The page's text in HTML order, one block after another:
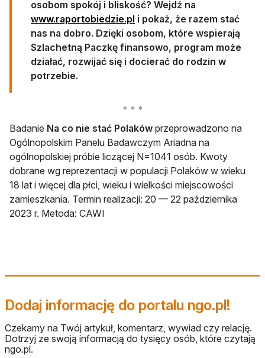
osobom spokój i bliskość? Wejdź na
www.raportobiedzie.pl otwiera się w nowej karcie
i pokaż, że razem stać
nas na dobro. Dzięki osobom, które wspierają
Szlachetną Paczkę finansowo, program może
działać, rozwijać się i docierać do rodzin w
potrzebie.
Badanie Na co nie stać Polaków przeprowadzono na
Ogólnopolskim Panelu Badawczym Ariadna na
ogólnopolskiej próbie liczącej N=1041 osób. Kwoty
dobrane wg reprezentacji w populacji Polaków w wieku
18 lat i więcej dla płci, wieku i wielkości miejscowości
zamieszkania. Termin realizacji: 20 — 22 października
2023 r. Metoda: CAWI
Dodaj informację do portalu ngo.pl!
Czekamy na Twój artykuł, komentarz, wywiad czy relację.
Dotrzyj ze swoją informacją do tysięcy osób, które czytają
ngo.pl.